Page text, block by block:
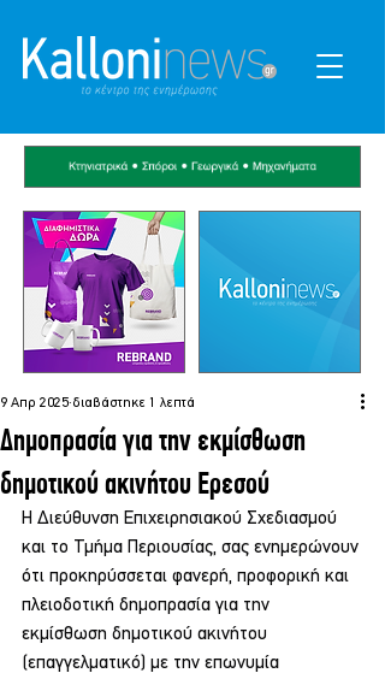
Δημοπρασία για την εκμίσθωση
δημοτικού ακινήτου Ερεσού
9 Απρ 2025 διαβάστηκε 1 λεπτά
Η Διεύθυνση Επιχειρησιακού Σχεδιασμού
και το Τμήμα Περιουσίας, σας ενημερώνουν
ότι προκηρύσσεται φανερή, προφορική και
πλειοδοτική δημοπρασία για την
εκμίσθωση δημοτικού ακινήτου
(επαγγελματικό) με την επωνυμία